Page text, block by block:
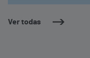
Ver todas